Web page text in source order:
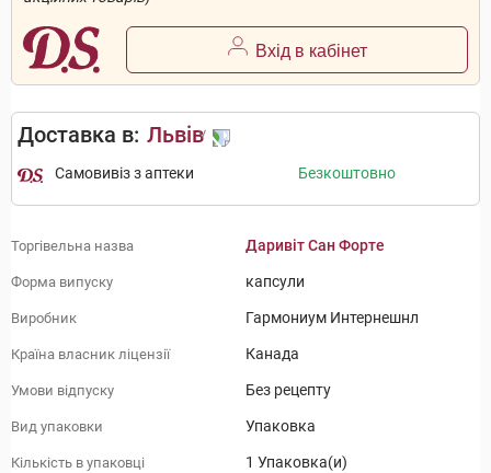
Вхід в кабінет
Доставка в: Львів
Самовивіз з аптеки Безкоштовно
Торгівельна назва Даривіт Сан Форте
Форма випуску капсули
Виробник Гармониум Интернешнл
Країна власник ліцензії Канада
Умови відпуску Без рецепту
Вид упаковки Упаковка
Кількість в упаковці 1 Упаковка(и)